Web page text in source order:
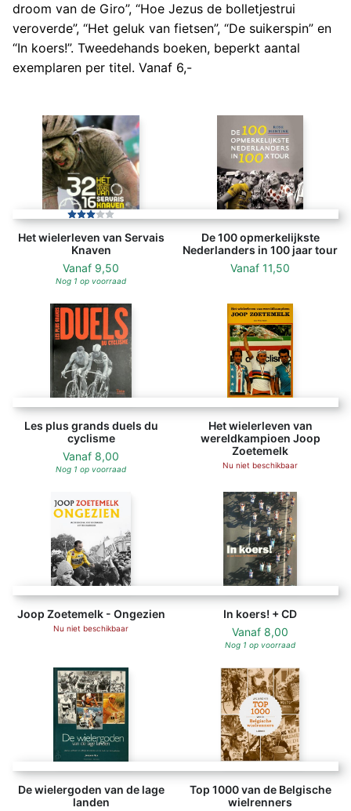
droom van de Giro”, “Hoe Jezus de bolletjestrui
veroverde”, “Het geluk van fietsen”, “De suikerspin” en
“In koers!”. Tweedehands boeken, beperkt aantal
exemplaren per titel. Vanaf 6,-
Het wielerleven van Servais
Knaven
Vanaf 9,50
Nog 1 op voorraad
De 100 opmerkelijkste
Nederlanders in 100 jaar tour
Vanaf 11,50
Les plus grands duels du
cyclisme
Vanaf 8,00
Nog 1 op voorraad
Het wielerleven van
wereldkampioen Joop
Zoetemelk
Nu niet beschikbaar
Joop Zoetemelk - Ongezien
Nu niet beschikbaar
In koers! + CD
Vanaf 8,00
Nog 1 op voorraad
De wielergoden van de lage
landen
Top 1000 van de Belgische
wielrenners